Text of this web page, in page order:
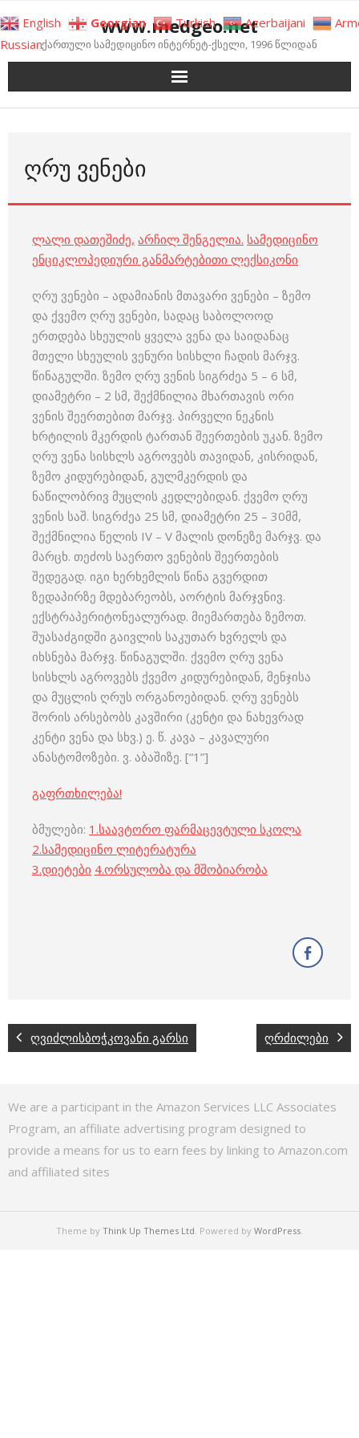
to
content
www.medgeo.net
ქართული სამედიცინო ინტერნეტ-ქსელი, 1996 წლიდან
ᲦᲠᲣ ᲕᲔᲜᲔᲑᲘ
ლალი დათეშიძე, არჩილ შენგელია. სამედიცინო
ენციკლოპედიური განმარტებითი ლექსიკონი
ღრუ ვენები – ადამიანის მთავარი ვენები – ზემო
და ქვემო ღრუ ვენები, სადაც საბოლოოდ
ერთდება სხეულის ყველა ვენა და საიდანაც
მთელი სხეულის ვენური სისხლი ჩადის მარჯვ.
წინაგულში. ზემო ღრუ ვენის სიგრძეა 5 – 6 სმ,
დიამეტრი – 2 სმ, შექმნილია მხართავის ორი
ვენის შეერთებით მარჯვ. პირველი ნეკნის
ხრტილის მკერდის ტართან შეერთების უკან. ზემო
ღრუ ვენა სისხლს აგროვებს თავიდან, კისრიდან,
ზემო კიდურებიდან, გულმკერდის და
ნაწილობრივ მუცლის კედლებიდან. ქვემო ღრუ
ვენის საშ. სიგრძეა 25 სმ, დიამეტრი 25 – 30მმ,
შექმნილია წელის IV – V მალის დონეზე მარჯვ. და
მარცხ. თეძოს საერთო ვენების შეერთების
შედეგად. იგი ხერხემლის წინა გვერდით
ზედაპირზე მდებარეობს, აორტის მარჯვნივ.
ექსტრაპერიტონეალურად. მიემართება ზემოთ.
შუასაძგიდში გაივლის საკუთარ ხვრელს და
იხსნება მარჯვ. წინაგულში. ქვემო ღრუ ვენა
სისხლს აგროვებს ქვემო კიდურებიდან, მენჯისა
და მუცლის ღრუს ორგანოებიდან. ღრუ ვენებს
შორის არსებობს კავშირი (კენტი და ნახევრად
კენტი ვენა და სხვ.) ე. წ. კავა – კავალური
ანასტომოზები. ვ. აბაშიზე. [“1”]
გაფრთხილება!
ბმულები: 1.საავტორო ფარმაცევტული სკოლა
2.სამედიცინო ლიტერატურა
3.დიეტები 4.ორსულობა და მშობიარობა
ღვიძლისბოჭკოვანი გარსი ღრძილები
We are a participant in the Amazon Services LLC Associates
Program, an affiliate advertising program designed to
provide a means for us to earn fees by linking to Amazon.com
and affiliated sites
Theme by Think Up Themes Ltd. Powered by WordPress.
English Georgian Turkish Azerbaijani
Russian